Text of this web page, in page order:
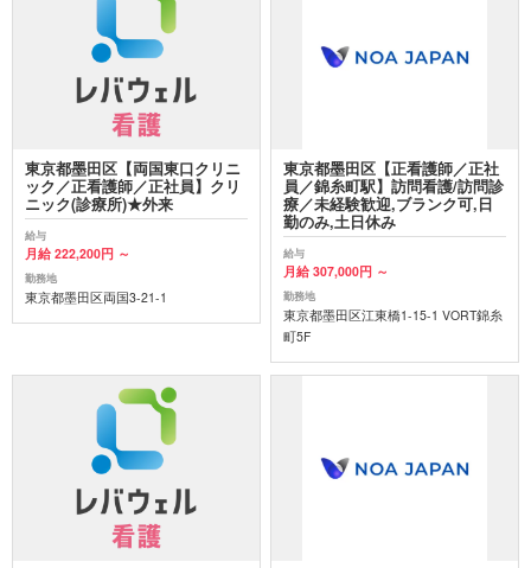
東京都墨田区【両国東口クリニ
ック／正看護師／正社員】クリ
ニック(診療所)★外来
給与
月給 222,200円 ～
勤務地
東京都墨田区両国3-21-1
東京都墨田区【正看護師／正社
員／錦糸町駅】訪問看護/訪問診
療／未経験歓迎,ブランク可,日
勤のみ,土日休み
給与
月給 307,000円 ～
勤務地
東京都墨田区江東橋1-15-1 VORT錦糸
町5F